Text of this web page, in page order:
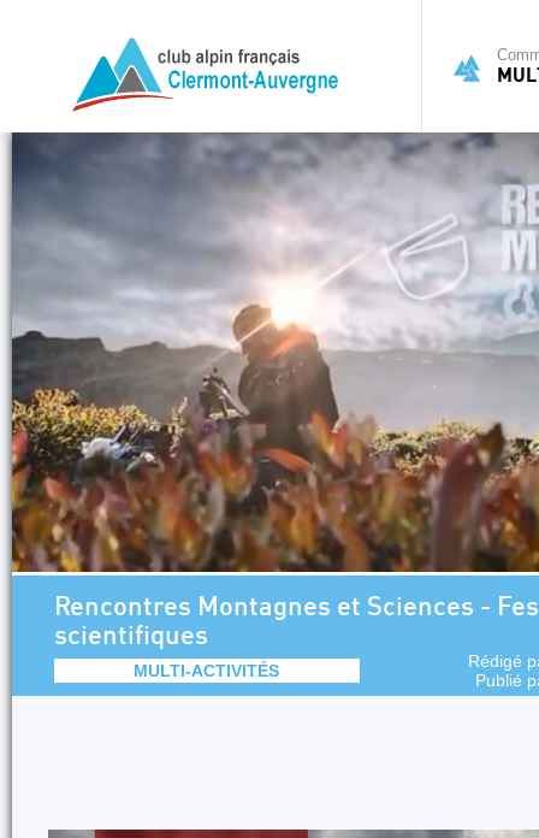
Rencontres Montagnes et Sciences -
scientifiques
MULTI-ACTIVITÉS
Rédigé
Publié